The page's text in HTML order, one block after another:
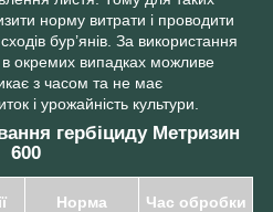
норму витрати і проводити
бур’янів. За використання
окремих випадках можливе
з часом та не має
і урожайність культури.
гербіциду Метризин
600
Норма
Час обробки